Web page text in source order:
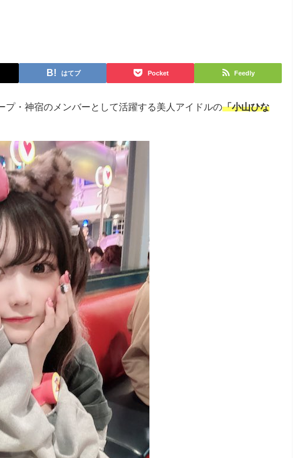
はてブ Pocket Feedly
プ・神宿のメンバーとして活躍する美人アイドルの「小山ひな